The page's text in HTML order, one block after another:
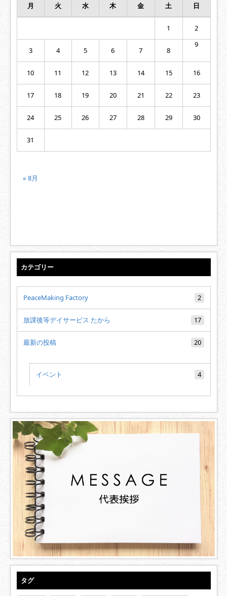
月 火 水 木 金 土 日
1 2
3 4 5 6 7 8
9
10 11 12 13 14 15 16
17 18 19 20 21 22 23
24 25 26 27 28 29 30
31
« 8月
カテゴリー
PeaceMaking Factory 2
放課後等デイサービス たから 17
最新の投稿 20
イベント 4
タグ